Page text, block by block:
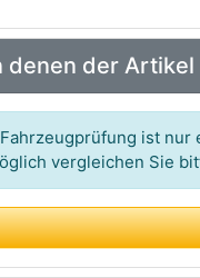
denen der
ist nur
vergleichen Sie